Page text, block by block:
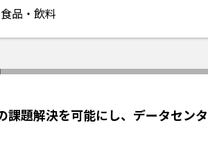
食品・飲料
課題解決を可能にし、データセン